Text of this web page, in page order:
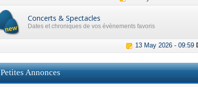
Concerts & Spectacles
Dates et chroniques de vos évènements favoris
13 May 2026 - 09:59
Petites Annonces